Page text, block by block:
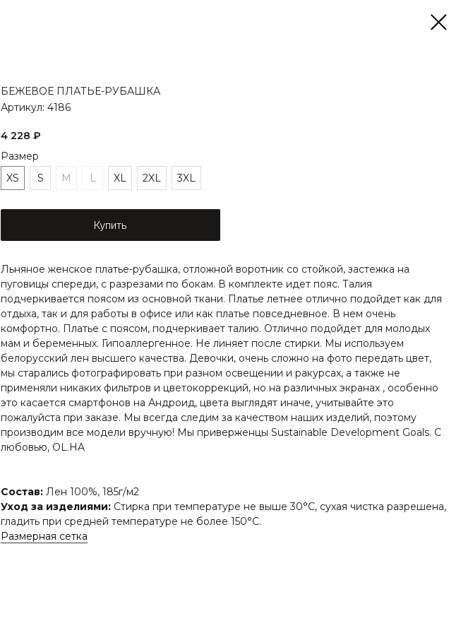
БЕЖЕВОЕ ПЛАТЬЕ-РУБАШКА
Артикул: 4186
4 228 ₽
Размер
XS
S M L XL 2XL 3XL
Купить
Льняное женское платье-рубашка, отложной воротник со стойкой, застежка на
пуговицы спереди, с разрезами по бокам. В комплекте идет пояс. Талия
подчеркивается поясом из основной ткани. Платье летнее отлично подойдет как для
отдыха, так и для работы в офисе или как платье повседневное. В нем очень
комфортно. Платье с поясом, подчеркивает талию. Отлично подойдет для молодых
мам и беременных. Гипоаллергенное. Не линяет после стирки. Мы используем
белорусский лен высшего качества. Девочки, очень сложно на фото передать цвет,
мы старались фотографировать при разном освещении и ракурсах, а также не
применяли никаких фильтров и цветокоррекций, но на различных экранах , особенно
это касается смартфонов на Андроид, цвета выглядят иначе, учитывайте это
пожалуйста при заказе. Мы всегда следим за качеством наших изделий, поэтому
производим все модели вручную! Мы приверженцы Sustainable Development Goals. С
любовью, OL.HA
Состав: Лен 100%, 185г/м2
Уход за изделиями: Стирка при температуре не выше 30°C, сухая чистка разрешена,
гладить при средней температуре не более 150°C.
Размерная сетка